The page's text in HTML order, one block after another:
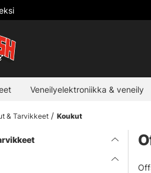
Veneilyelektroniikka & veneily
& Tarvikkeet Koukut